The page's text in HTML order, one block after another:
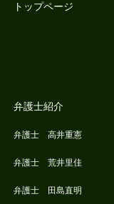
トップページ
弁護士紹介
弁護士 高井重憲
弁護士 荒井里佳
弁護士 田島直明